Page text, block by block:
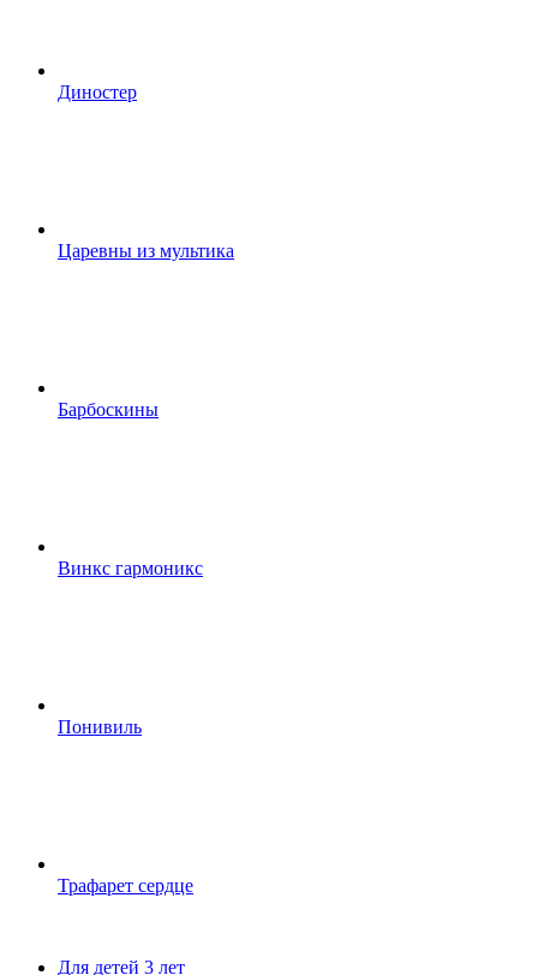
Диностер
Царевны из мультика
Барбоскины
Винкс гармоникс
Понивиль
Трафарет сердце
Для детей 3 лет